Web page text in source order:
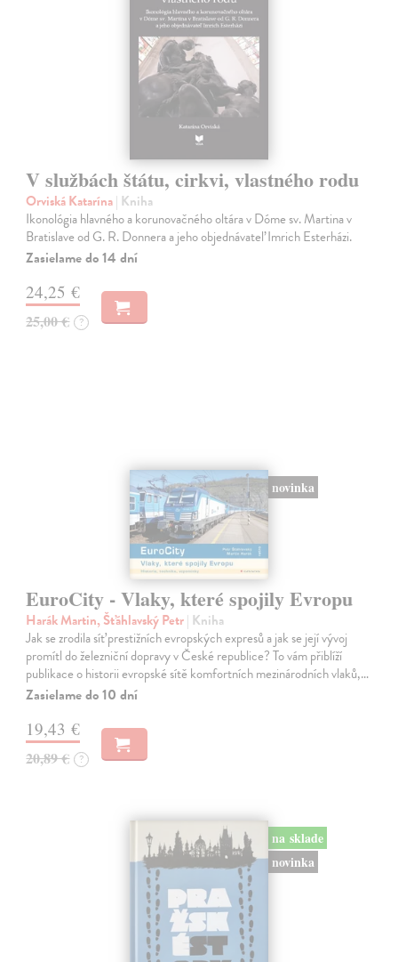
V službách štátu, cirkvi, vlastného rodu
Orviská Katarína| Kniha
Ikonológia hlavného a korunovačného oltára v Dóme sv. Martina v
Bratislave od G. R. Donnera a jeho objednávateľ Imrich Esterházi.
Zasielame do 14 dní
24,25 €
25,00 € ?
novinka
EuroCity - Vlaky, které spojily Evropu
Harák Martin, Šťáhlavský Petr| Kniha
Jak se zrodila síť prestižních evropských expresů a jak se její vývoj
promítl do železniční dopravy v České republice? To vám přiblíží
publikace o historii evropské sítě komfortních mezinárodních vlaků,…
Zasielame do 10 dní
19,43 €
20,89 € ?
na sklade
novinka